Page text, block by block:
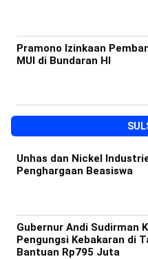
Pramono Izinkaan
MUI di Bundaran HI
Unhas dan Nickel
Penghargaan Beasiswa
Gubernur Andi Sudirman
Pengungsi Kebakaran di
Bantuan Rp795 Juta